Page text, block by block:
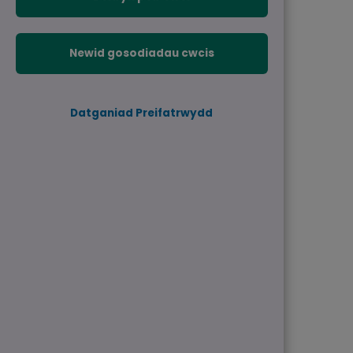
Newid gosodiadau cwcis
Datganiad Preifatrwydd